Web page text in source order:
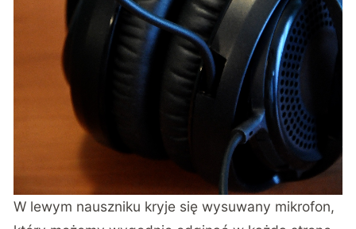
W lewym nauszniku kryje się wysuwany mikrofon,